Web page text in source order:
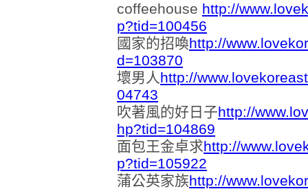
coffeehouse http://
p?tid=100456
國家的招喚http://
d=103870
壞男人http://
04743
吹著風的好日子http://
hp?tid=104869
面包王金卓求http://
p?tid=105922
蒲公英家族http://